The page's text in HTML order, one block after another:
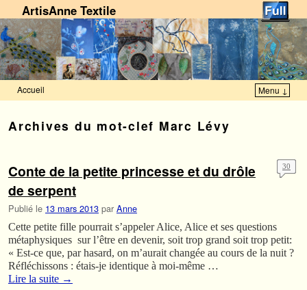
ArtisAnne Textile
Accueil Menu ↓
Archives du mot-clef Marc Lévy
Conte de la petite princesse et du drôle
de serpent
Publié le 13 mars 2013 par Anne
30
Cette petite fille pourrait s’appeler Alice, Alice et ses questions
métaphysiques sur l’être en devenir, soit trop grand soit trop petit:
« Est-ce que, par hasard, on m’aurait changée au cours de la nuit ?
Réfléchissons : étais-je identique à moi-même …
Lire la suite →